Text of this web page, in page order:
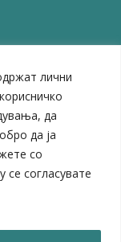
лични
да
да ја
со
се согласувате
самоуправа